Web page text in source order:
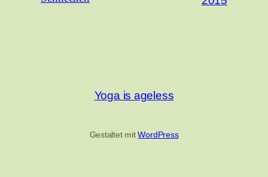
Yoga is ageless
Gestaltet mitWordPress